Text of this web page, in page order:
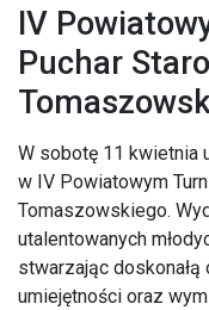
IV
Puchar
W sobotę 11 kwietnia
w IV Powiatowym
Tomaszowskiego.
utalentowanych
stwarzając
umiejętności oraz